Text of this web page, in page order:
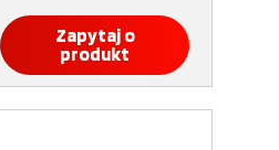
Zapytaj o
produkt